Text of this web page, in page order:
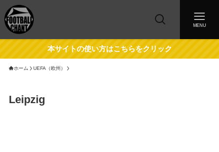
MENU
本サイトの使い方はこちらをクリック
ホーム UEFA（欧州）
Leipzig